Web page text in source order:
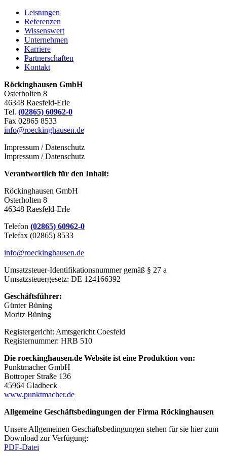
Leistungen
Referenzen
Wissenswert
Unternehmen
Karriere
Partnerschaften
Kontakt
Röckinghausen GmbH
Osterholten 8
46348 Raesfeld-Erle
Tel. (02865) 60962-0
Fax 02865 8533
info@roeckinghausen.de
Impressum / Datenschutz
Impressum / Datenschutz
Verantwortlich für den Inhalt:
Röckinghausen GmbH
Osterholten 8
46348 Raesfeld-Erle
Telefon (02865) 60962-0
Telefax (02865) 8533
info@roeckinghausen.de
Umsatzsteuer-Identifikationsnummer gemäß § 27 a
Umsatzsteuergesetz: DE 124166392
Geschäftsführer:
Günter Büning
Moritz Büning
Registergericht: Amtsgericht Coesfeld
Registernummer: HRB 510
Die roeckinghausen.de Website ist eine Produktion von:
Punktmacher GmbH
Bottroper Straße 136
45964 Gladbeck
www.punktmacher.de
Allgemeine Geschäftsbedingungen der Firma Röckinghausen
Unsere Allgemeinen Geschäftsbedingungen stehen für sie hier zum
Download zur Verfügung:
PDF-Datei